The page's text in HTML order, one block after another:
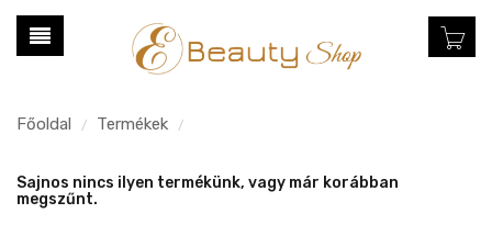
Főoldal / Termékek /
Sajnos nincs ilyen termékünk, vagy már korábban
megszűnt.